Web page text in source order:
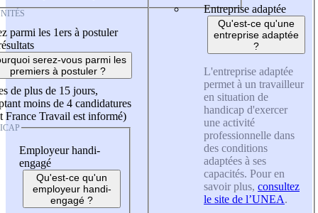
parmi les 1ers à postuler
serez-vous parmi les
premiers à postuler ?
de plus de 15 jours,
moins de 4 candidatures
France Travail est informé)
Employeur handi-
engagé
Qu'est-ce qu'un
employeur handi-
engagé ?
Entreprise adaptée
Qu'est-ce qu'une
entreprise adaptée
?
L'entreprise adaptée
permet à un travailleur
en situation de
handicap d'exercer
une activité
professionnelle dans
des conditions
adaptées à ses
capacités. Pour en
savoir plus, consultez
le site de l’UNEA.